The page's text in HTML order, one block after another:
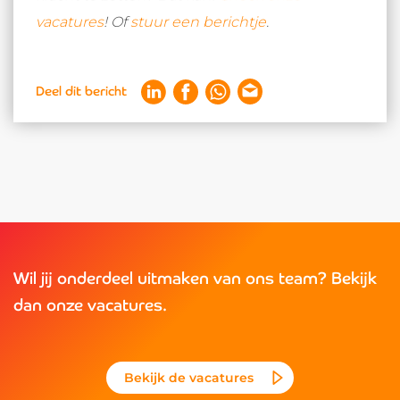
vacatures! Ofstuur een berichtje.
Deel dit bericht
Wil jij onderdeel uitmaken van ons team? Bekijk
dan onze vacatures.
Bekijk de vacatures